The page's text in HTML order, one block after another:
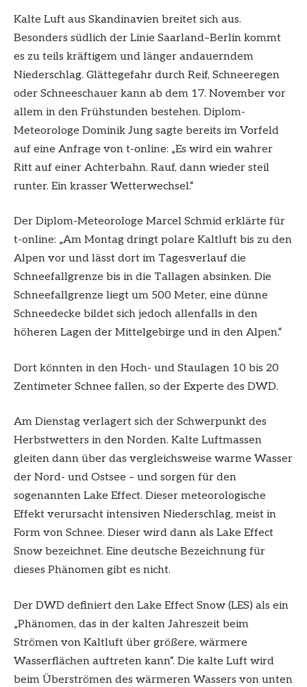
Kalte Luft aus Skandinavien breitet sich aus.
Besonders südlich der Linie Saarland–Berlin kommt
es zu teils kräftigem und länger andauerndem
Niederschlag. Glättegefahr durch Reif, Schneeregen
oder Schneeschauer kann ab dem 17. November vor
allem in den Frühstunden bestehen. Diplom-
Meteorologe Dominik Jung sagte bereits im Vorfeld
auf eine Anfrage von t-online: „Es wird ein wahrer
Ritt auf einer Achterbahn. Rauf, dann wieder steil
runter. Ein krasser Wetterwechsel.“
Der Diplom-Meteorologe Marcel Schmid erklärte für
t-online: „Am Montag dringt polare Kaltluft bis zu den
Alpen vor und lässt dort im Tagesverlauf die
Schneefallgrenze bis in die Tallagen absinken. Die
Schneefallgrenze liegt um 500 Meter, eine dünne
Schneedecke bildet sich jedoch allenfalls in den
höheren Lagen der Mittelgebirge und in den Alpen.“
Dort könnten in den Hoch- und Staulagen 10 bis 20
Zentimeter Schnee fallen, so der Experte des DWD.
Am Dienstag verlagert sich der Schwerpunkt des
Herbstwetters in den Norden. Kalte Luftmassen
gleiten dann über das vergleichsweise warme Wasser
der Nord- und Ostsee – und sorgen für den
sogenannten Lake Effect. Dieser meteorologische
Effekt verursacht intensiven Niederschlag, meist in
Form von Schnee. Dieser wird dann als Lake Effect
Snow bezeichnet. Eine deutsche Bezeichnung für
dieses Phänomen gibt es nicht.
Der DWD definiert den Lake Effect Snow (LES) als ein
„Phänomen, das in der kalten Jahreszeit beim
Strömen von Kaltluft über größere, wärmere
Wasserflächen auftreten kann“. Die kalte Luft wird
beim Überströmen des wärmeren Wassers von unten